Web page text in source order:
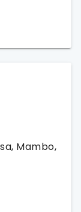
Mambo,